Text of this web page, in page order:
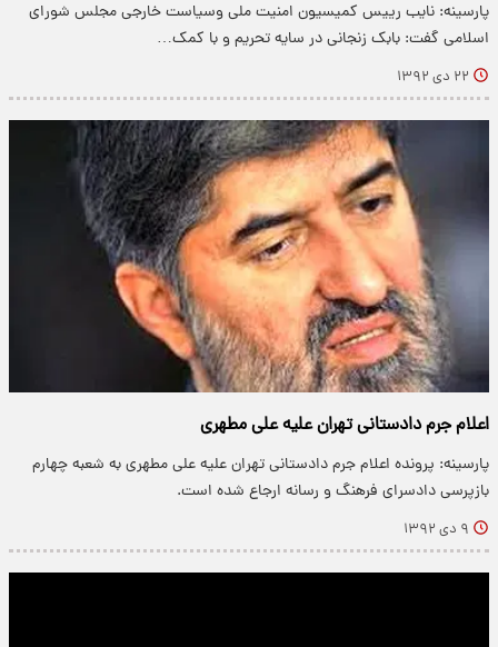
پارسینه: نایب رییس کمیسیون امنیت ملی وسیاست خارجی مجلس شورای
اسلامی گفت: بابک زنجانی در سایه تحریم و با کمک…
۲۲ دی ۱۳۹۲
اعلام جرم دادستانی تهران علیه علی مطهری
پارسینه: پرونده اعلام جرم دادستانی تهران علیه علی مطهری به شعبه چهارم
بازپرسی دادسرای فرهنگ و رسانه ارجاع شده است.
۹ دی ۱۳۹۲